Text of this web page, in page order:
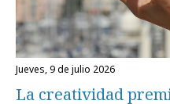
jueves, 9 de julio 2026
La creatividad